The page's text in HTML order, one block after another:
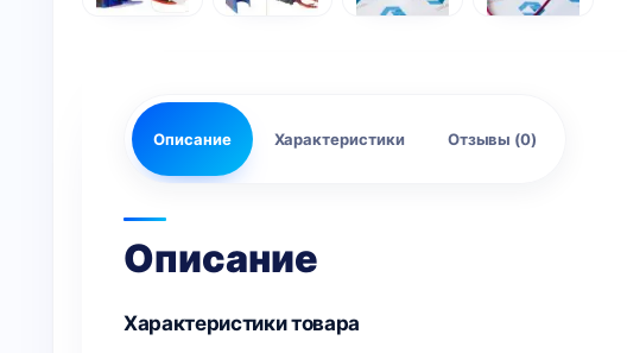
Описание Характеристики Отзывы (0)
Описание
Характеристики товара